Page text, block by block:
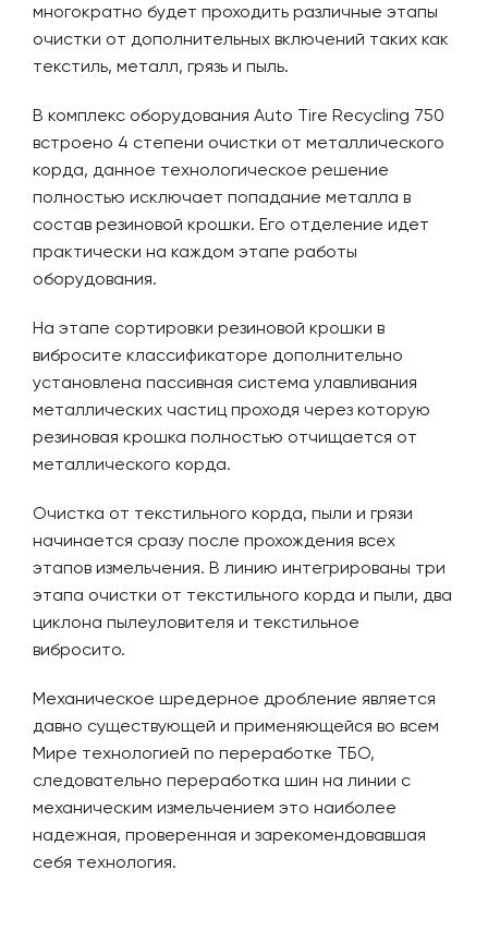
многократно будет проходить различные этапы
очистки от дополнительных включений таких как
текстиль, металл, грязь и пыль.
В комплекс оборудования Auto Tire Recycling 750
встроено 4 степени очистки от металлического
корда, данное технологическое решение
полностью исключает попадание металла в
состав резиновой крошки. Его отделение идет
практически на каждом этапе работы
оборудования.
На этапе сортировки резиновой крошки в
вибросите классификаторе дополнительно
установлена пассивная система улавливания
металлических частиц проходя через которую
резиновая крошка полностью отчищается от
металлического корда.
Очистка от текстильного корда, пыли и грязи
начинается сразу после прохождения всех
этапов измельчения. В линию интегрированы три
этапа очистки от текстильного корда и пыли, два
циклона пылеуловителя и текстильное
вибросито.
Механическое шредерное дробление является
давно существующей и применяющейся во всем
Мире технологией по переработке ТБО,
следовательно переработка шин на линии с
механическим измельчением это наиболее
надежная, проверенная и зарекомендовавшая
себя технология.